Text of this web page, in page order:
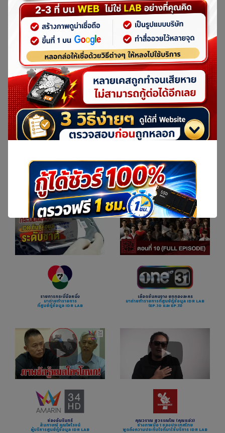
ลูกค้ารายใหญ่
ที่ไว้วางใจ IDR LAB
(รวมภาพถ่ายจริง)
จุดรับ-ส่ง รายใหญ่
ของ IDR LAB
ที่มีมากที่สุดในไทย
ตรวจสอบคลิ๊ก
รายการดังๆ หลายรายการ
รายการกระบี่มือหนึ่ง
มาถ่ายทำรายการ
ที่ศูนย์กู้ข้อมูล IDR LAB
เลือดข้นคนจาง ยกกองละคร
มาถ่ายทำรายการที่ศูนย์กู้ข้อมูล IDR LAB
(EP.10 และ EP.11)
ช่องอัมรินทร์
สัมภาษณ์ คุณไพโรจน์
ผู้บริหารศูนย์กู้ข้อมูล IDR LAB
คุณวราณ สุวรรณโณ (คุณแอ่ว)
ช่างภาพมือ 1 ของประเทศไทย
พูดถึงความประทับใจที่มาใช้บริการ IDR LAB